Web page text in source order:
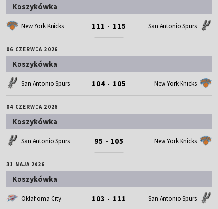
Koszykówka
New York Knicks 111 - 115 San Antonio Spurs
06 CZERWCA 2026
Koszykówka
San Antonio Spurs 104 - 105 New York Knicks
04 CZERWCA 2026
Koszykówka
San Antonio Spurs 95 - 105 New York Knicks
31 MAJA 2026
Koszykówka
Oklahoma City 103 - 111 San Antonio Spurs